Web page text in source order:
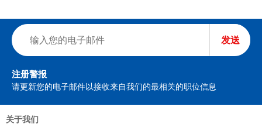
发送
注册警报
请更新您的电子邮件以接收来自我们的最相关的职位信息
关于我们